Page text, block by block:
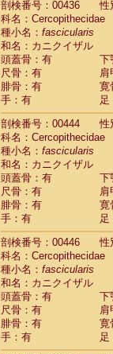
剖検番号：00436
性
科名：Cercopithecidae
種小名： fascicularis
和名：カニクイザル
頭蓋骨：有
下
尺骨：有
肩
腓骨：有
寛
手：有
足
剖検番号：00444
性
科名：Cercopithecidae
種小名： fascicularis
和名：カニクイザル
頭蓋骨：有
下
尺骨：有
肩
腓骨：有
寛
手：有
足
剖検番号：00446
性
科名：Cercopithecidae
種小名： fascicularis
和名：カニクイザル
頭蓋骨：有
下
尺骨：有
肩
腓骨：有
寛
手：有
足